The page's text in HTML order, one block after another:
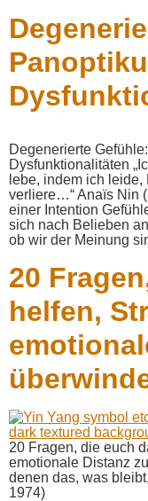
Degenerierte
Dysfunktionalitäten
lebe, indem ich
verliere…“ Anaïs Nin
einer Intention
sich nach Belieben
ob wir der Meinung
20
helfen,
20 Fragen, die euch
emotionale Distanz
denen das, was
1974)